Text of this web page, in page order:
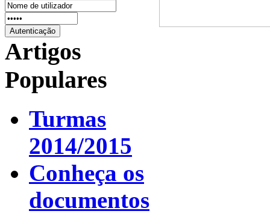
Artigos
Populares
Turmas
2014/2015
Conheça os
documentos